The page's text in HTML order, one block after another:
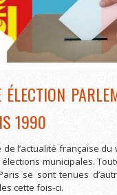
1990
de l’actualité française du
municipales.
se sont tenues
cette fois-ci.